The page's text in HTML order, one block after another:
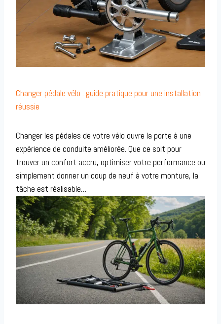
Changer pédale vélo : guide pratique pour une installation
réussie
Changer les pédales de votre vélo ouvre la porte à une
expérience de conduite améliorée. Que ce soit pour
trouver un confort accru, optimiser votre performance ou
simplement donner un coup de neuf à votre monture, la
tâche est réalisable…